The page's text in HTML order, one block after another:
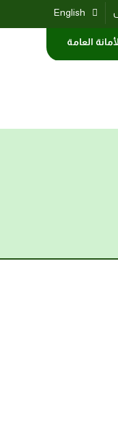
English
العامة